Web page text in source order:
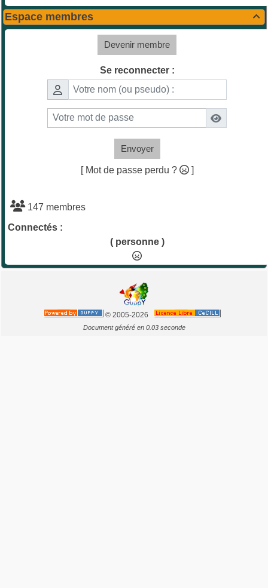

Espace membres
Devenir membre
Se reconnecter :
Envoyer
[ Mot de passe perdu ? ]
147 membres
Connectés :
( personne )
© 2005-2026
Document généré en 0.03 seconde